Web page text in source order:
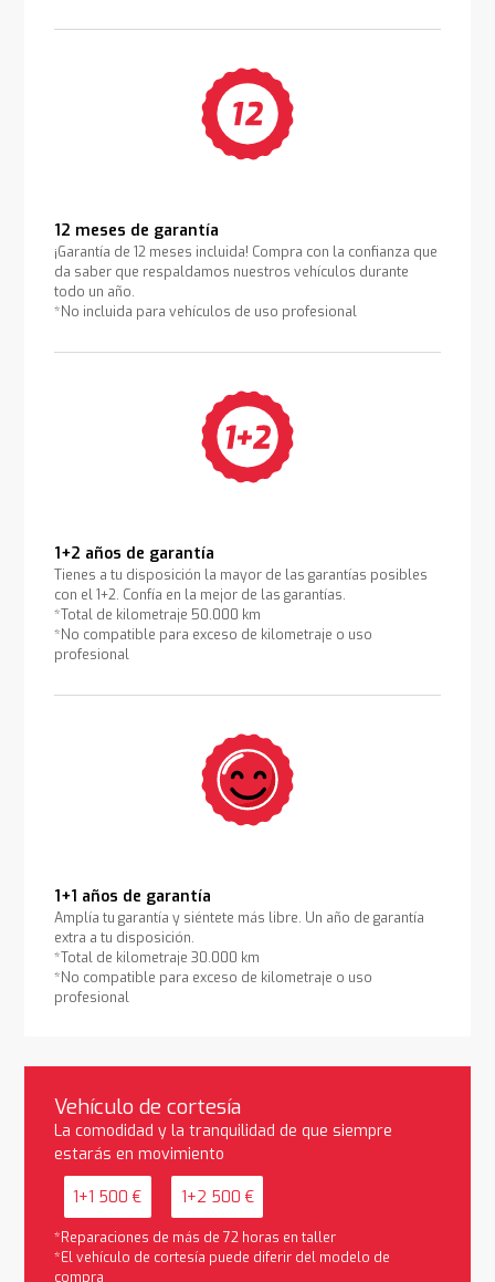
12 meses de garantía
¡Garantía de 12 meses incluida! Compra con la confianza que
da saber que respaldamos nuestros vehículos durante
todo un año.
*No incluida para vehículos de uso profesional
1+2 años de garantía
Tienes a tu disposición la mayor de las garantías posibles
con el 1+2. Confía en la mejor de las garantías.
*Total de kilometraje 50.000 km
*No compatible para exceso de kilometraje o uso
profesional
1+1 años de garantía
Amplía tu garantía y siéntete más libre. Un año de garantía
extra a tu disposición.
*Total de kilometraje 30.000 km
*No compatible para exceso de kilometraje o uso
profesional
Vehículo de cortesía
La comodidad y la tranquilidad de que siempre
estarás en movimiento
1+1 500 € 1+2 500 €
*Reparaciones de más de 72 horas en taller
*El vehículo de cortesía puede diferir del modelo de
compra